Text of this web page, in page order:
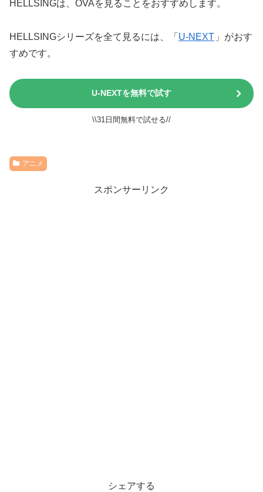
HELLSINGは、OVAを見ることをおすすめします。
HELLSINGシリーズを全て見るには、「 U-NEXT 」がおす
すめです。
U-NEXTを無料で試す
\\31日間無料で試せる//
アニメ
スポンサーリンク
シェアする